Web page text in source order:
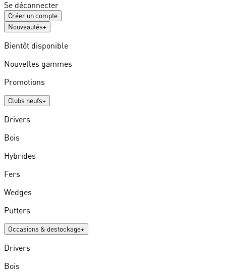
Se déconnecter
Créer un compte
Nouveautés+
Bientôt disponible
Nouvelles gammes
Promotions
Clubs neufs+
Drivers
Bois
Hybrides
Fers
Wedges
Putters
Occasions & destockage+
Drivers
Bois